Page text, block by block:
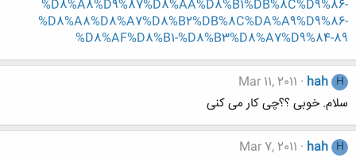
%D8%A8%D9%87%D8%AA%D8%B1%DB%8C%D9%86-
%D8%A8%D8%A7%D8%B2%DB%8C%DA%A9%D9%86-
%D8%AF%D8%B1-%D8%B3%D8%A7%D9%84-89
H
hah
Mar 11, 2011
سلام. خوبی ؟؟چی کار می کنی
H
hah
Mar 7, 2011